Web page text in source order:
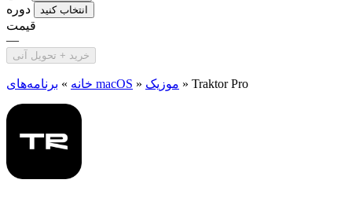
دوره انتخاب کنید
قیمت
—
خرید + تحویل آنی
خانه » برنامه‌های macOS » موزیک » Traktor Pro